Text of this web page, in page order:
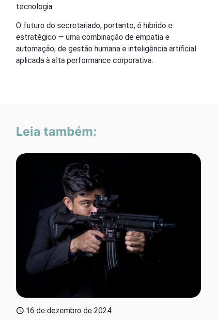
tecnologia.
O futuro do secretariado, portanto, é híbrido e
estratégico — uma combinação de empatia e
automação, de gestão humana e inteligência artificial
aplicada à alta performance corporativa.
Leia também:
16 de dezembro de 2024